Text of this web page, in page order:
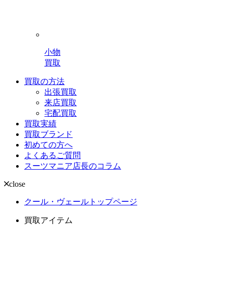
小物
買取
買取の方法
出張買取
来店買取
宅配買取
買取実績
買取ブランド
初めての方へ
よくあるご質問
スーツマニア店長のコラム
close
クール・ヴェールトップページ
買取アイテム